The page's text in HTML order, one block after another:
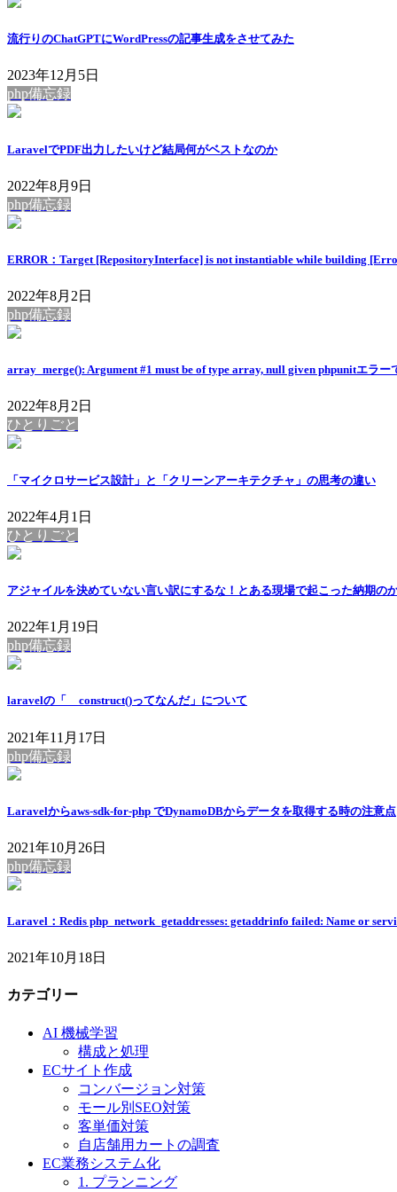
流行りのChatGPTにWordPressの記事生成をさせてみた
2023年12月5日
php備忘録
LaravelでPDF出力したいけど結局何がベストなのか
2022年8月9日
php備忘録
ERROR：Target [RepositoryInterface] is not instantiable while building
2022年8月2日
php備忘録
array_merge(): Argument #1 must be of type array, null given phpunitエラー
2022年8月2日
ひとりごと
「マイクロサービス設計」と「クリーンアーキテクチャ」の思考の違い
2022年4月1日
ひとりごと
アジャイルを決めていない言い訳にするな！とある現場で起こった納期の
2022年1月19日
php備忘録
laravelの「__construct()ってなんだ」について
2021年11月17日
php備忘録
Laravelからaws-sdk-for-php でDynamoDBからデータを取得する時の注意点
2021年10月26日
php備忘録
Laravel：Redis php_network_getaddresses: getaddrinfo failed: Name or
2021年10月18日
カテゴリー
AI 機械学習
構成と処理
ECサイト作成
コンバージョン対策
モール別SEO対策
客単価対策
自店舗用カートの調査
EC業務システム化
1. プランニング